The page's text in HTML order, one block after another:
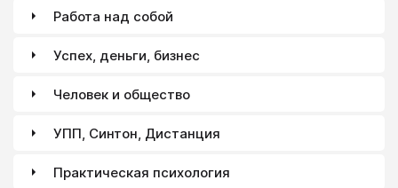
Эволюция дала нашему мозгу способы отбора
отравиться). Среди этих способов — основные
рождаемся.
Работа над собой
Успех, деньги, бизнес
Человек и общество
УПП, Синтон, Дистанция
Практическая психология